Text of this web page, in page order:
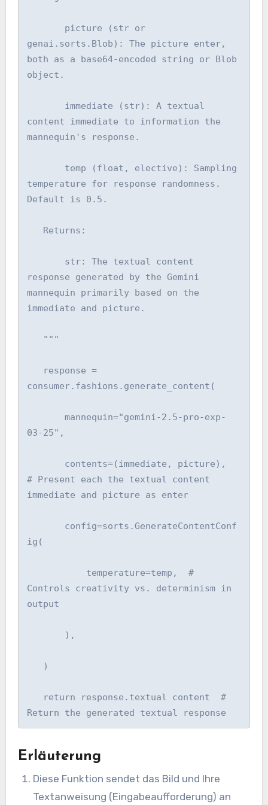
picture (str or
genai.sorts.Blob): The picture enter,
both as a base64-encoded string or Blob
object.
immediate (str): A textual
content immediate to information the
mannequin's response.
temp (float, elective): Sampling
temperature for response randomness.
Default is 0.5.
Returns:
str: The textual content
response generated by the Gemini
mannequin primarily based on the
immediate and picture.
"""
response =
consumer.fashions.generate_content(
mannequin="gemini-2.5-pro-exp-
03-25",
contents=(immediate, picture),
# Present each the textual content
immediate and picture as enter
config=sorts.GenerateContentConf
ig(
temperature=temp,  #
Controls creativity vs. determinism in
output
),
)
return response.textual content  #
Return the generated textual response
Erläuterung
Diese Funktion sendet das Bild und Ihre
Textanweisung (Eingabeaufforderung) an